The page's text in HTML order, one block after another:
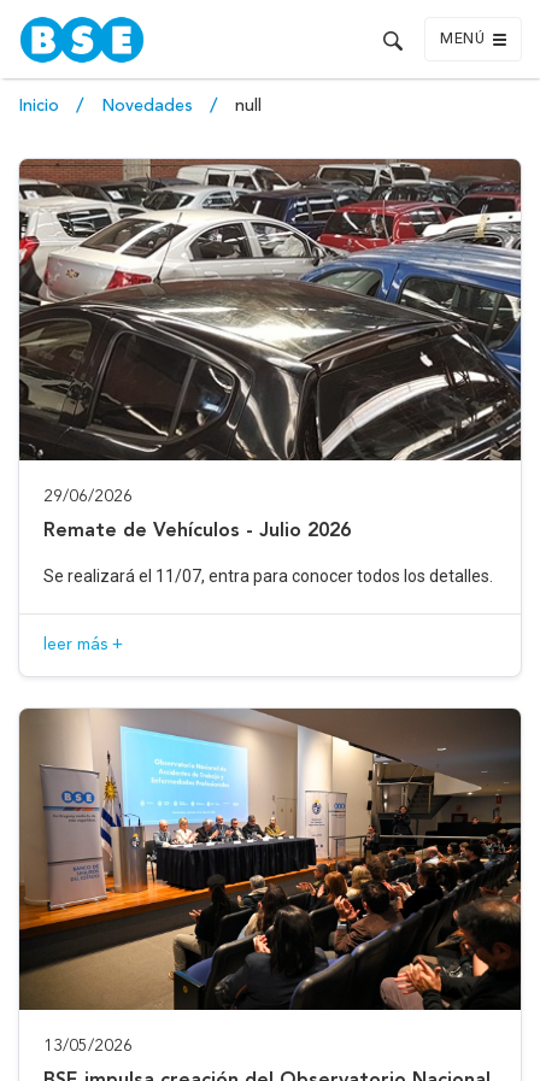
MENÚ
Inicio Novedades null
29/06/2026
Remate de Vehículos - Julio 2026
Se realizará el 11/07, entra para conocer todos los detalles.
leer más +
13/05/2026